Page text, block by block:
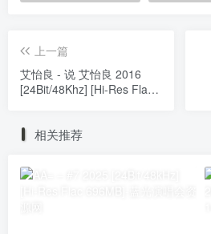
上一篇
艾怡良 - 说 艾怡良 2016
[24Bit/48Khz] [Hi-Res Flac
相关推荐